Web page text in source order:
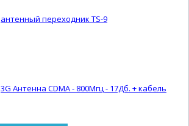
антенный переходник TS-9
3G Антенна CDMA - 800Мгц - 17Дб. + кабель